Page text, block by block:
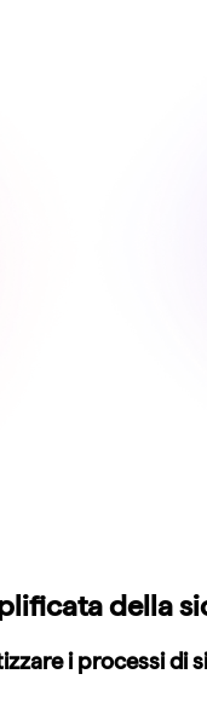
della
i processi di